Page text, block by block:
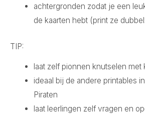
achtergronden zodat je een
de kaarten hebt (print ze
TIP:
laat zelf pionnen knutselen met
ideaal bij de andere printables
Piraten
laat leerlingen zelf vragen en